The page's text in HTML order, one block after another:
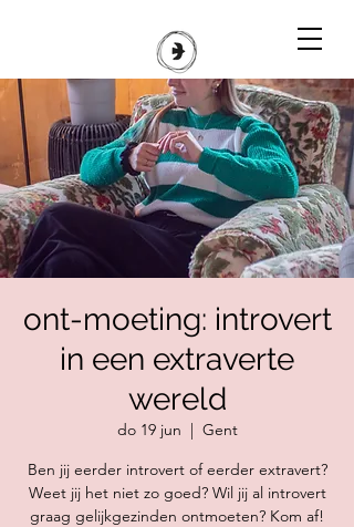
ont-moeting: introvert
in een extraverte
wereld
do 19 jun
  |
Gent
Ben jij eerder introvert of eerder extravert?
Weet jij het niet zo goed? Wil jij al introvert
graag gelijkgezinden ontmoeten? Kom af!